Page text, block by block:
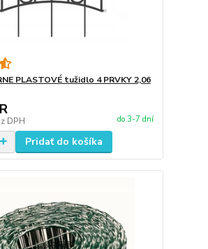
PLASTOVÉ tužidlo 4 PRVKY 2,06
DPH do 3-7 dní
Pridať do košíka